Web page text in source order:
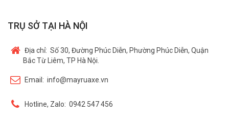
TRỤ SỞ TẠI HÀ NỘI
Địa chỉ: Số 30, Đường Phúc Diễn, Phường Phúc Diễn, Quận
Bắc Từ Liêm, TP Hà Nội.
Email: info@mayruaxe.vn
Hotline, Zalo: 0942 547 456